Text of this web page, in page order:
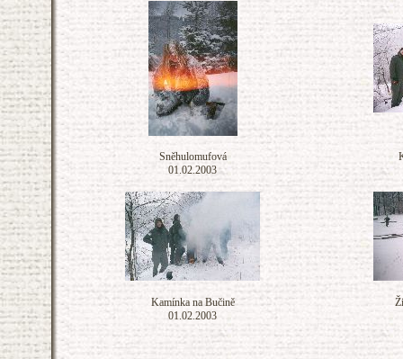
Sněhulomufová
01.02.2003
Kamínka na Bučině
01.02.2003